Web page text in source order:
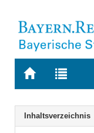
Zur
Zur
letzten
Suche
Inhaltsverzeichnis